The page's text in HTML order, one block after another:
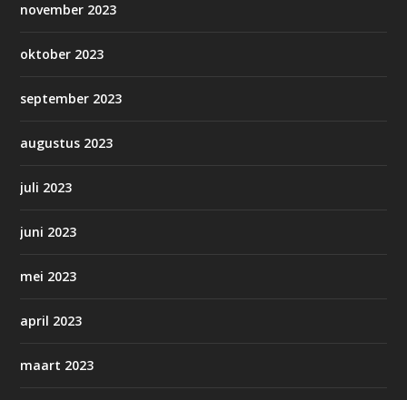
november 2023
oktober 2023
september 2023
augustus 2023
juli 2023
juni 2023
mei 2023
april 2023
maart 2023